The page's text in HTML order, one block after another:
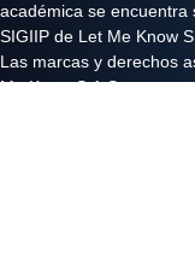
académica se
SIGIIP de Let Me Know
Las marcas y derechos
Me Know S.A.S y se